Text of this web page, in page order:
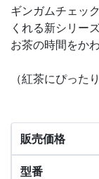
ギンガムチェッ
くれる新シリーズ
お茶の時間をか
（紅茶にぴった
販売価格
型番